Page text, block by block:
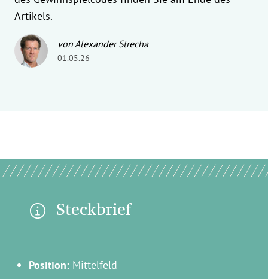
Artikels.
von Alexander Strecha
01.05.26
Steckbrief
Position: Mittelfeld